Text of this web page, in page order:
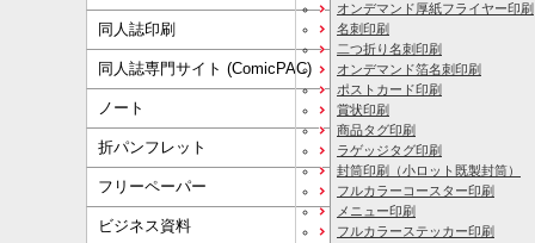
同人誌印刷
同人誌専門サイト (ComicPAC)
ノート
折パンフレット
フリーペーパー
ビジネス資料
オンデマンド厚紙フライヤー印刷
名刺印刷
二つ折り名刺印刷
オンデマンド箔名刺印刷
ポストカード印刷
賞状印刷
商品タグ印刷
ラゲッジタグ印刷
封筒印刷
（小ロット既製封筒）
フルカラーコースター印刷
メニュー印刷
フルカラーステッカー印刷